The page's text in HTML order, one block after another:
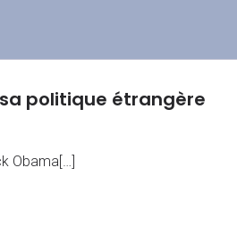
politique étrangère
Obama[…]